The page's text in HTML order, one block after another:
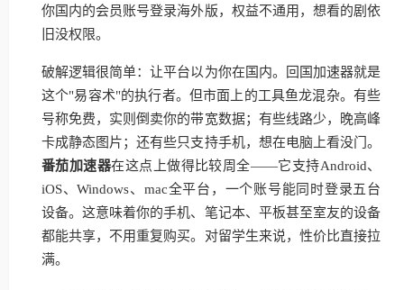
你国内的会员账号登录海外版，权益不通用，想看的剧依
旧没权限。
破解逻辑很简单：让平台以为你在国内。回国加速器就是
这个"易容术"的执行者。但市面上的工具鱼龙混杂。有些
号称免费，实则倒卖你的带宽数据；有些线路少，晚高峰
卡成静态图片；还有些只支持手机，想在电脑上看没门。
番茄加速器在这点上做得比较周全——它支持Android、
iOS、Windows、mac全平台，一个账号能同时登录五台
设备。这意味着你的手机、笔记本、平板甚至室友的设备
都能共享，不用重复购买。对留学生来说，性价比直接拉
满。